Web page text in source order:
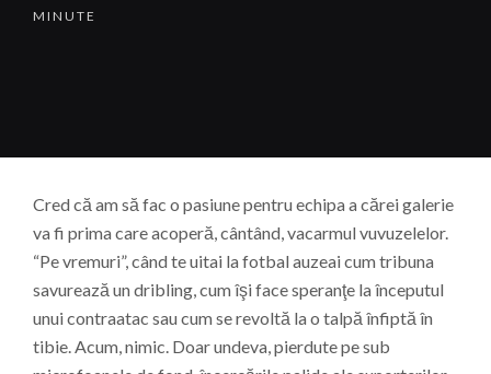
MINUTE
Cred că am să fac o pasiune pentru echipa a cărei galerie
va fi prima care acoperă, cântând, vacarmul vuvuzelelor.
“Pe vremuri”, când te uitai la fotbal auzeai cum tribuna
savurează un dribling, cum îşi face speranţe la începutul
unui contraatac sau cum se revoltă la o talpă înfiptă în
tibie. Acum, nimic. Doar undeva, pierdute pe sub